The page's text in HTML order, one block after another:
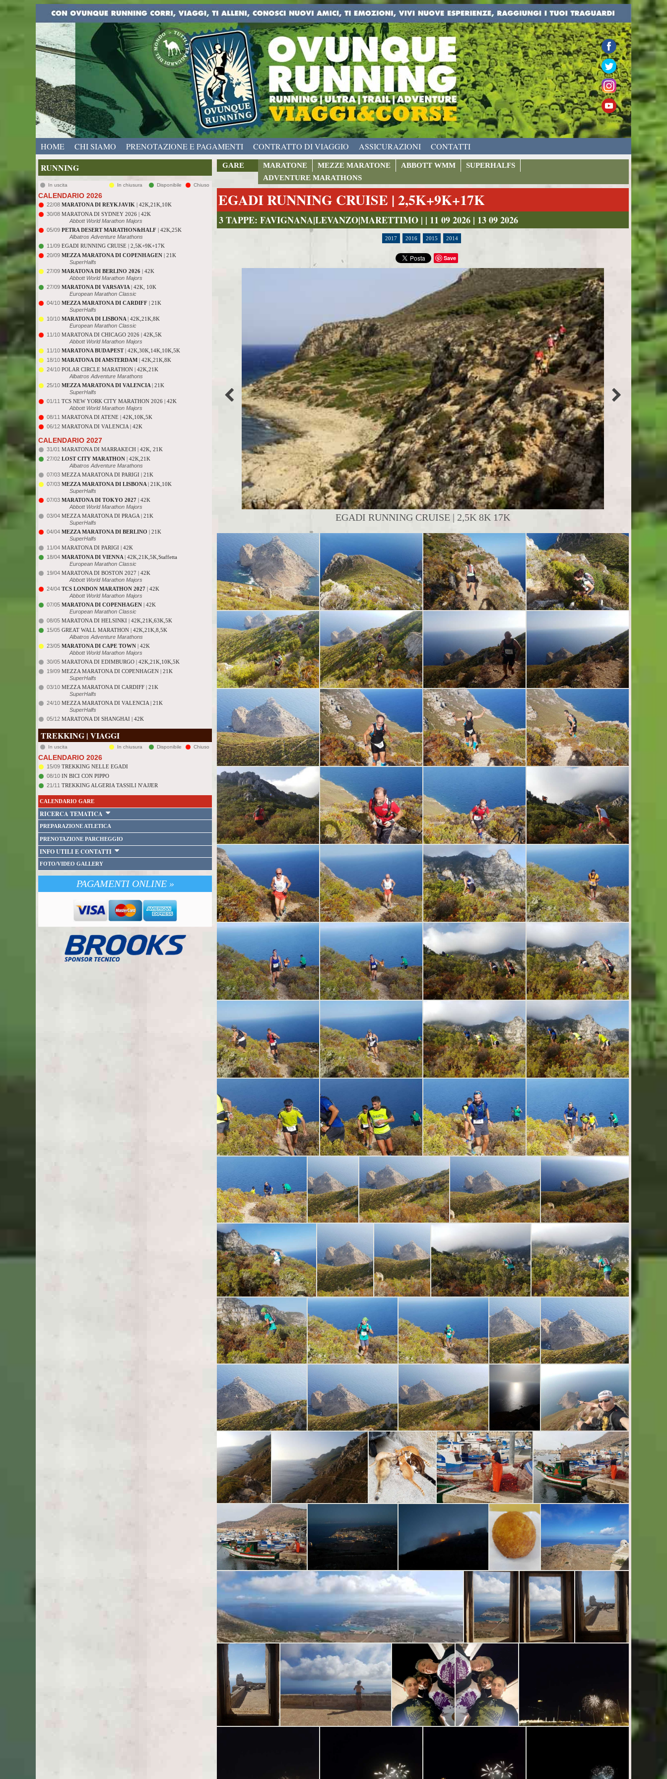
HOME CHI SIAMO PRENOTAZIONE E PAGAMENTI CONTRATTO DI VIAGGIO ASSICURAZIONI CONTATTI
RUNNING
In uscita In chiusura Disponibile Chiuso
CALENDARIO 2026
22/08 MARATONA DI REYKJAVIK | 42K,21K,10K
30/08 MARATONA DI SYDNEY 2026 | 42K
Abbott World Marathon Majors
05/09 PETRA DESERT MARATHON&HALF | 42K,25K
Albatros Adventure Marathons
11/09 EGADI RUNNING CRUISE | 2,5K+9K+17K
20/09 MEZZA MARATONA DI COPENHAGEN | 21K
SuperHalfs
27/09 MARATONA DI BERLINO 2026 | 42K
Abbott World Marathon Majors
27/09 MARATONA DI VARSAVIA | 42K, 10K
European Marathon Classic
04/10 MEZZA MARATONA DI CARDIFF | 21K
SuperHalfs
10/10 MARATONA DI LISBONA | 42K,21K,8K
European Marathon Classic
11/10 MARATONA DI CHICAGO 2026 | 42K,5K
Abbott World Marathon Majors
11/10 MARATONA BUDAPEST| 42K,30K,14K,10K,5K
18/10 MARATONA DI AMSTERDAM | 42K,21K,8K
24/10 POLAR CIRCLE MARATHON | 42K,21K
Albatros Adventure Marathons
25/10 MEZZA MARATONA DI VALENCIA | 21K
SuperHalfs
01/11 TCS NEW YORK CITY MARATHON 2026 | 42K
Abbott World Marathon Majors
08/11 MARATONA DI ATENE | 42K,10K,5K
06/12 MARATONA DI VALENCIA | 42K
CALENDARIO 2027
31/01 MARATONA DI MARRAKECH | 42K, 21K
27/02 LOST CITY MARATHON | 42K,21K
Albatros Adventure Marathons
07/03 MEZZA MARATONA DI PARIGI | 21K
07/03 MEZZA MARATONA DI LISBONA | 21K,10K
SuperHalfs
07/03 MARATONA DI TOKYO 2027 | 42K
Abbott World Marathon Majors
03/04 MEZZA MARATONA DI PRAGA | 21K
SuperHalfs
04/04 MEZZA MARATONA DI BERLINO | 21K
SuperHalfs
11/04 MARATONA DI PARIGI | 42K
18/04 MARATONA DI VIENNA | 42K,21K,5K,Staffetta
European Marathon Classic
19/04 MARATONA DI BOSTON 2027 | 42K
Abbott World Marathon Majors
24/04 TCS LONDON MARATHON 2027 | 42K
Abbott World Marathon Majors
07/05 MARATONA DI COPENHAGEN | 42K
European Marathon Classic
08/05 MARATONA DI HELSINKI | 42K,21K,63K,5K
15/05 GREAT WALL MARATHON | 42K,21K,8,5K
Albatros Adventure Marathons
23/05 MARATONA DI CAPE TOWN | 42K
Abbott World Marathon Majors
30/05 MARATONA DI EDIMBURGO | 42K,21K,10K,5K
19/09 MEZZA MARATONA DI COPENHAGEN | 21K
SuperHalfs
03/10 MEZZA MARATONA DI CARDIFF | 21K
SuperHalfs
24/10 MEZZA MARATONA DI VALENCIA | 21K
SuperHalfs
05/12 MARATONA DI SHANGHAI | 42K
TREKKING | VIAGGI
In uscita In chiusura Disponibile Chiuso
CALENDARIO 2026
15/09 TREKKING NELLE EGADI
08/10 IN BICI CON PIPPO
21/11 TREKKING ALGERIA TASSILI N'AJJER
CALENDARIO GARE
RICERCA TEMATICA
PREPARAZIONE ATLETICA
PRENOTAZIONE PARCHEGGIO
INFO UTILI E CONTATTI
FOTO/VIDEO GALLERY
PAGAMENTI ONLINE »
GARE MARATONE MEZZE MARATONE ABBOTT WMM
SUPERHALFS
ADVENTURE MARATHONS
EGADI RUNNING CRUISE | 2,5K+9K+17K
3 TAPPE: FAVIGNANA|LEVANZO|MARETTIMO | | 11 09 2026 | 13 09 2026
2017 2016 2015 2014
Save
EGADI RUNNING CRUISE | 2,5K 8K 17K